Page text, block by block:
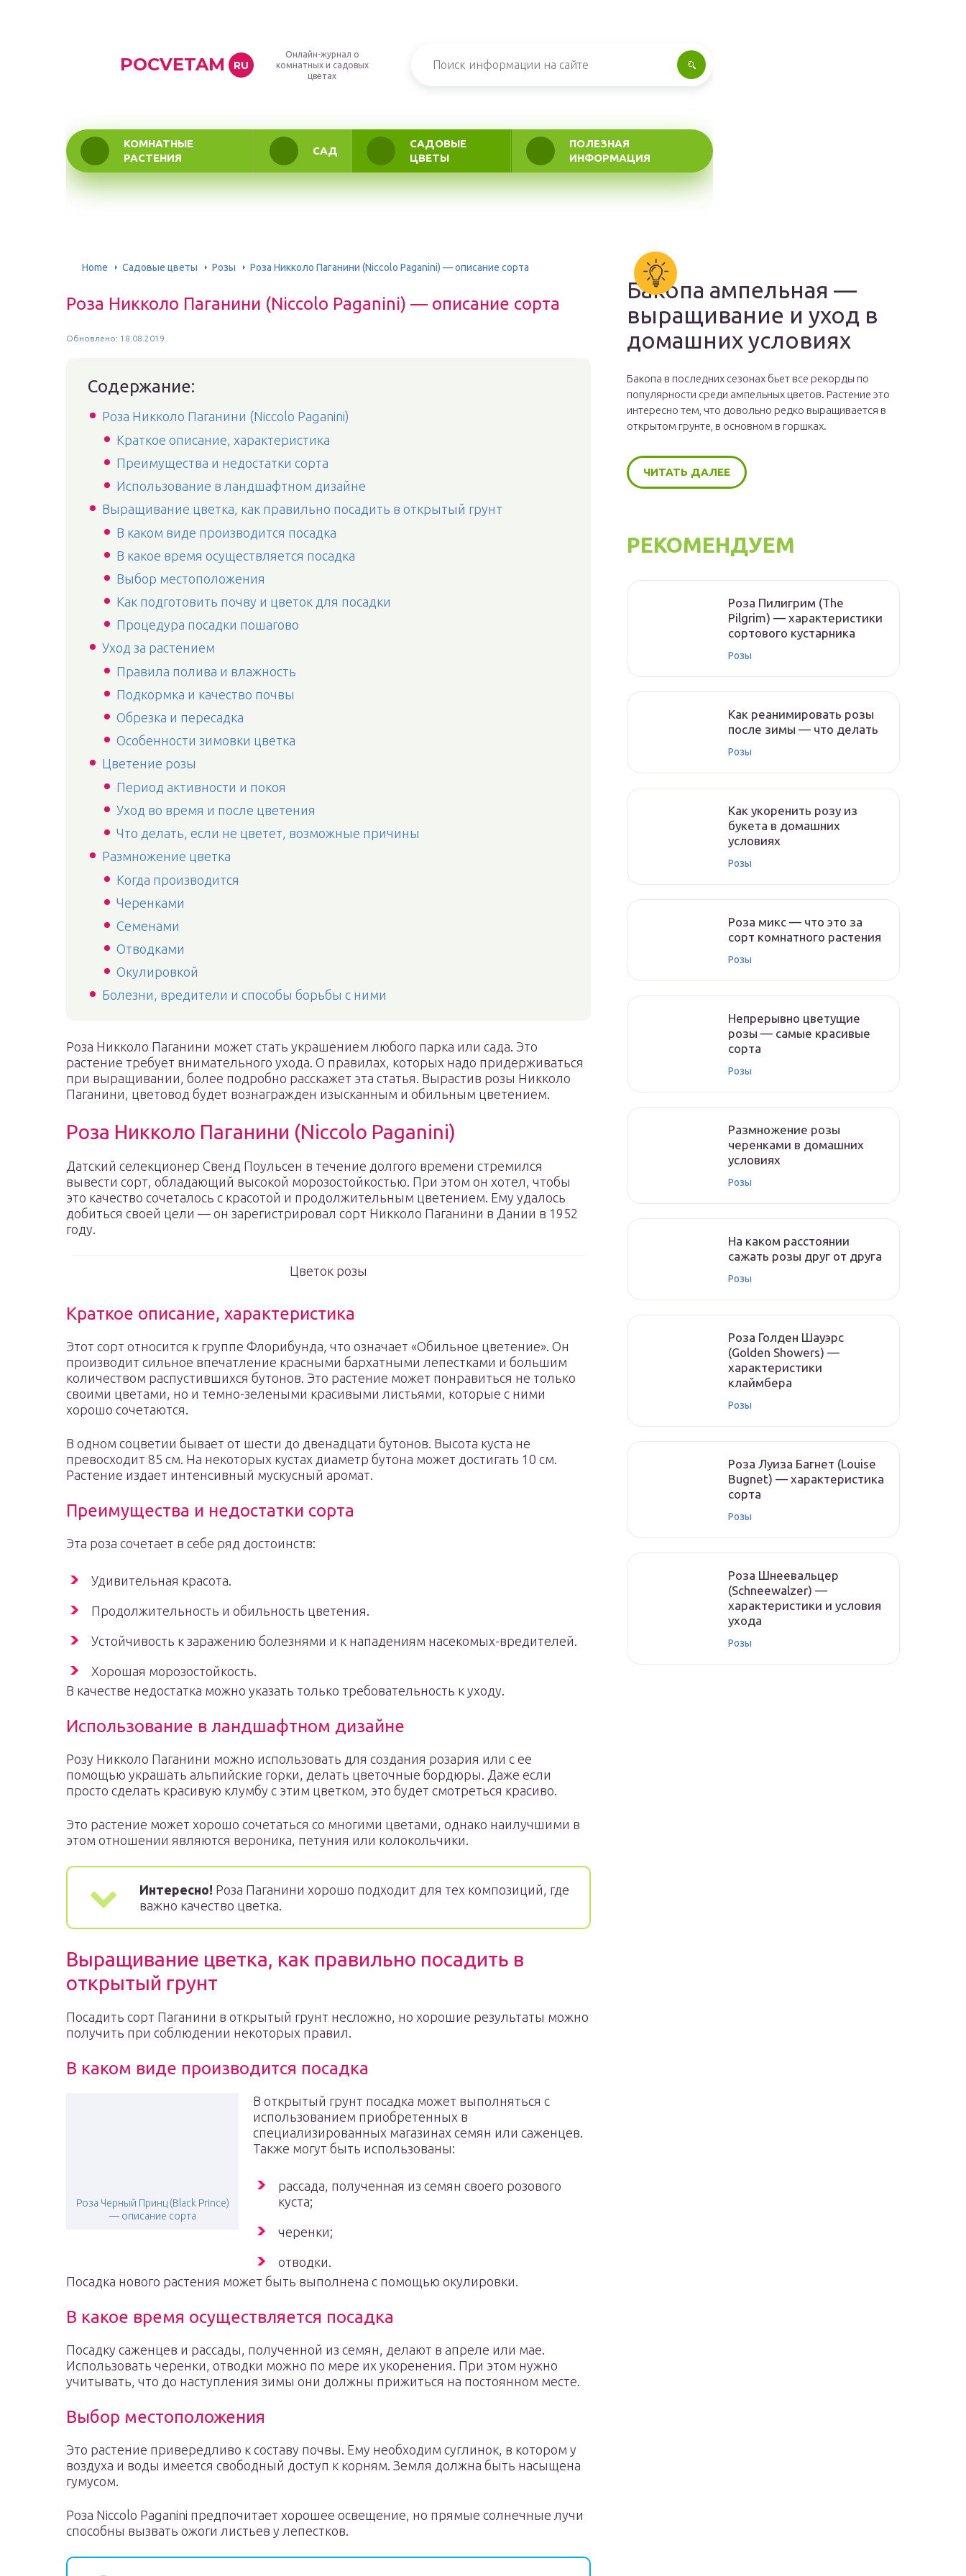
POCVETAM RU
Онлайн-журнал о
комнатных и садовых
цветах
КОМНАТНЫЕ
РАСТЕНИЯ
САД
САДОВЫЕ
ЦВЕТЫ
ПОЛЕЗНАЯ
ИНФОРМАЦИЯ
Home Садовые цветы Розы Роза Никколо Паганини (Niccolo Paganini) — описание сорта
Роза Никколо Паганини (Niccolo Paganini) — описание сорта
Обновлено: 18.08.2019
Содержание:
Роза Никколо Паганини (Niccolo Paganini)
Краткое описание, характеристика
Преимущества и недостатки сорта
Использование в ландшафтном дизайне
Выращивание цветка, как правильно посадить в открытый грунт
В каком виде производится посадка
В какое время осуществляется посадка
Выбор местоположения
Как подготовить почву и цветок для посадки
Процедура посадки пошагово
Уход за растением
Правила полива и влажность
Подкормка и качество почвы
Обрезка и пересадка
Особенности зимовки цветка
Цветение розы
Период активности и покоя
Уход во время и после цветения
Что делать, если не цветет, возможные причины
Размножение цветка
Когда производится
Черенками
Семенами
Отводками
Окулировкой
Болезни, вредители и способы борьбы с ними
Роза Никколо Паганини может стать украшением любого парка или сада. Это
растение требует внимательного ухода. О правилах, которых надо придерживаться
при выращивании, более подробно расскажет эта статья. Вырастив розы Никколо
Паганини, цветовод будет вознагражден изысканным и обильным цветением.
Роза Никколо Паганини (Niccolo Paganini)
Датский селекционер Свенд Поульсен в течение долгого времени стремился
вывести сорт, обладающий высокой морозостойкостью. При этом он хотел, чтобы
это качество сочеталось с красотой и продолжительным цветением. Ему удалось
добиться своей цели — он зарегистрировал сорт Никколо Паганини в Дании в 1952
году.
Цветок розы
Краткое описание, характеристика
Этот сорт относится к группе Флорибунда, что означает «Обильное цветение». Он
производит сильное впечатление красными бархатными лепестками и большим
количеством распустившихся бутонов. Это растение может понравиться не только
своими цветами, но и темно-зелеными красивыми листьями, которые с ними
хорошо сочетаются.
В одном соцветии бывает от шести до двенадцати бутонов. Высота куста не
превосходит 85 см. На некоторых кустах диаметр бутона может достигать 10 см.
Растение издает интенсивный мускусный аромат.
Преимущества и недостатки сорта
Эта роза сочетает в себе ряд достоинств:
Удивительная красота.
Продолжительность и обильность цветения.
Устойчивость к заражению болезнями и к нападениям насекомых-вредителей.
Хорошая морозостойкость.
В качестве недостатка можно указать только требовательность к уходу.
Использование в ландшафтном дизайне
Розу Никколо Паганини можно использовать для создания розария или с ее
помощью украшать альпийские горки, делать цветочные бордюры. Даже если
просто сделать красивую клумбу с этим цветком, это будет смотреться красиво.
Это растение может хорошо сочетаться со многими цветами, однако наилучшими в
этом отношении являются вероника, петуния или колокольчики.
Интересно! Роза Паганини хорошо подходит для тех композиций, где
важно качество цветка.
Выращивание цветка, как правильно посадить в
открытый грунт
Посадить сорт Паганини в открытый грунт несложно, но хорошие результаты можно
получить при соблюдении некоторых правил.
В каком виде производится посадка
Роза Черный Принц (Black Prince)
— описание сорта
В открытый грунт посадка может выполняться с
использованием приобретенных в
специализированных магазинах семян или саженцев.
Также могут быть использованы:
рассада, полученная из семян своего розового
куста;
черенки;
отводки.
Посадка нового растения может быть выполнена с помощью окулировки.
В какое время осуществляется посадка
Посадку саженцев и рассады, полученной из семян, делают в апреле или мае.
Использовать черенки, отводки можно по мере их укоренения. При этом нужно
учитывать, что до наступления зимы они должны прижиться на постоянном месте.
Выбор местоположения
Это растение привередливо к составу почвы. Ему необходим суглинок, в котором у
воздуха и воды имеется свободный доступ к корням. Земля должна быть насыщена
гумусом.
Роза Niccolo Paganini предпочитает хорошее освещение, но прямые солнечные лучи
способны вызвать ожоги листьев у лепестков.
Бакопа ампельная —
выращивание и уход в
домашних условиях
Бакопа в последних сезонах бьет все рекорды по
популярности среди ампельных цветов. Растение это
интересно тем, что довольно редко выращивается в
открытом грунте, в основном в горшках.
ЧИТАТЬ ДАЛЕЕ
РЕКОМЕНДУЕМ
Роза Пилигрим (The
Pilgrim) — характеристики
сортового кустарника
Розы
Как реанимировать розы
после зимы — что делать
Розы
Как укоренить розу из
букета в домашних
условиях
Розы
Роза микс — что это за
сорт комнатного растения
Розы
Непрерывно цветущие
розы — самые красивые
сорта
Розы
Размножение розы
черенками в домашних
условиях
Розы
На каком расстоянии
сажать розы друг от друга
Розы
Роза Голден Шауэрс
(Golden Showers) —
характеристики
клаймбера
Розы
Роза Луиза Багнет (Louise
Bugnet) — характеристика
сорта
Розы
Роза Шнеевальцер
(Schneewalzer) —
характеристики и условия
ухода
Розы